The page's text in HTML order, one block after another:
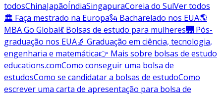
todosChinaJapãoÍndiaSingapuraCoreia do SulVer todos
🏛 Faça mestrado na Europa🗽 Bacharelado nos EUA🌎
MBA Go Global💃 Bolsas de estudo para mulheres🌉 Pós-
graduação nos EUA🔬 Graduação em ciência, tecnologia,
engenharia e matemática👉 Mais sobre bolsas de estudo
educations.comComo conseguir uma bolsa de
estudosComo se candidatar a bolsas de estudoComo
escrever uma carta de apresentação para bolsa de